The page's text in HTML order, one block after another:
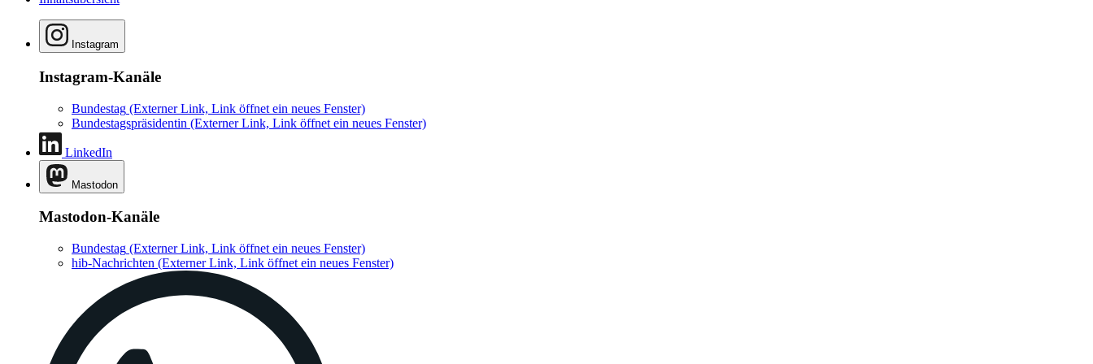
Instagram
Instagram-Kanäle
Bundestag (Externer Link, Link öffnet ein neues Fenster)
Bundestagspräsidentin (Externer Link, Link öffnet ein neues Fenster)
LinkedIn
Mastodon
Mastodon-Kanäle
Bundestag (Externer Link, Link öffnet ein neues Fenster)
hib-Nachrichten (Externer Link, Link öffnet ein neues Fenster)